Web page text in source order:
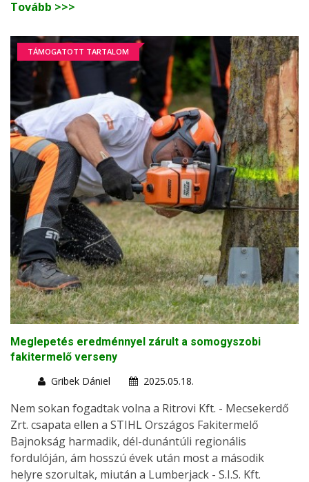
Tovább >>>
TÁMOGATOTT TARTALOM
Meglepetés eredménnyel zárult a somogyszobi
fakitermelő verseny
Gribek Dániel
2025.05.18.
Nem sokan fogadtak volna a Ritrovi Kft. - Mecsekerdő
Zrt. csapata ellen a STIHL Országos Fakitermelő
Bajnokság harmadik, dél-dunántúli regionális
fordulóján, ám hosszú évek után most a második
helyre szorultak, miután a Lumberjack - S.I.S. Kft.